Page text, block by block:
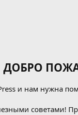
ДОБРО
и нам нужна
советами!